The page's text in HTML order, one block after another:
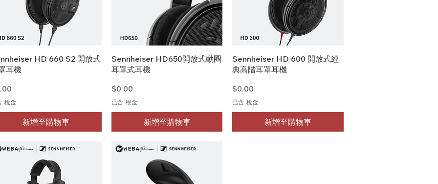
快速瀏覽
HD 660 S2 開放式
耳機
稅金
新增至購物車
快速瀏覽
Sennheiser HD650開放式動圈
耳罩式耳機
價格
$0.00
已含 稅金
新增至購物車
快速瀏覽
Sennheiser HD 600 開放式經
典高階耳罩耳機
價格
$0.00
已含 稅金
新增至購物車